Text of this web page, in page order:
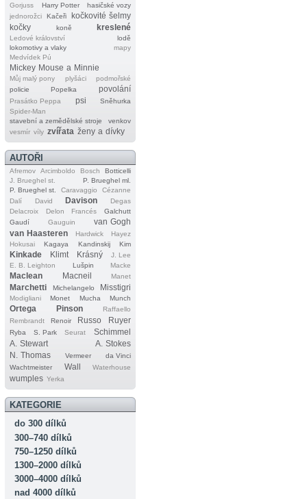
Gorjuss
Harry Potter
hasičské vozy
jednorožci
Kačeři
kočkovité šelmy
kočky
koně kreslené
Ledové království
lodě
lokomotivy a vlaky
mapy
Medvídek Pú
Mickey Mouse a Minnie
Můj malý pony plyšáci
podmořské
policie
Popelka povolání
Prasátko Peppa psi
Sněhurka
Spider‐Man
stavební a zemědělské stroje
venkov
vesmír víly zvířata ženy a dívky
AUTOŘI
Afremov Arcimboldo Bosch
Botticelli
J. Brueghel st.
P. Brueghel ml.
P. Brueghel st.
Caravaggio
Cézanne
Dalí
David Davison
Degas
Delacroix
Delon Francés
Galchutt
Gaudí
Gauguin
van Gogh
van Haasteren
Hardwick
Hayez
Hokusai
Kagaya Kandinskij Kim
Kinkade Klimt Krásný
J. Lee
E. B. Leighton
Lušpin Macke
Maclean Macneil Manet
Marchetti Michelangelo Misstigri
Modigliani Monet Mucha Munch
Ortega Pinson
Raffaello
Rembrandt
Renoir Russo Ruyer
Ryba S. Park Seurat
Schimmel
A. Stewart
A. Stokes
N. Thomas
Vermeer
da Vinci
Wachtmeister
Wall Waterhouse
wumples Yerka
KATEGORIE
do 300 dílků
300–740 dílků
750–1250 dílků
1300–2000 dílků
3000–4000 dílků
nad 4000 dílků